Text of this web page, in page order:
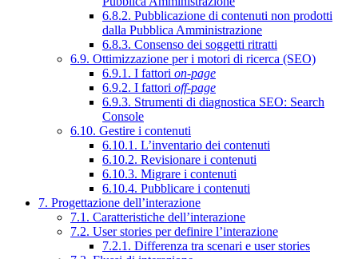
6.8.2. Pubblicazione di contenuti non prodotti
dalla Pubblica Amministrazione
6.8.3. Consenso dei soggetti ritratti
6.9. Ottimizzazione per i motori di ricerca (SEO)
6.9.1. I fattori on-page
6.9.2. I fattori off-page
6.9.3. Strumenti di diagnostica SEO: Search
Console
6.10. Gestire i contenuti
6.10.1. L’inventario dei contenuti
6.10.2. Revisionare i contenuti
6.10.3. Migrare i contenuti
6.10.4. Pubblicare i contenuti
7. Progettazione dell’interazione
7.1. Caratteristiche dell’interazione
7.2. User stories per definire l’interazione
7.2.1. Differenza tra scenari e user stories